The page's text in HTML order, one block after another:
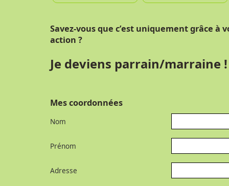
Savez-vous que c’est uniquement grâce à
action ?
Je deviens parrain/marraine !
Mes coordonnées
Nom
Prénom
Adresse